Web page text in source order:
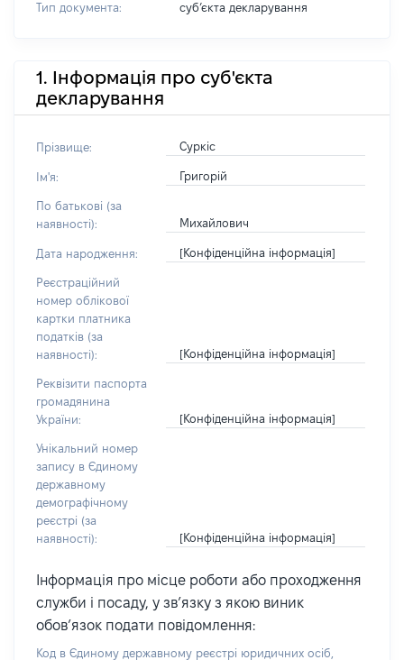
Тип документа:
субʼєкта декларування
1. Інформація про суб'єкта
декларування
Прізвище: Суркіс
Ім'я: Григорій
По батькові (за
наявності):
Михайлович
Дата народження: [Конфіденційна інформація]
Реєстраційний
номер облікової
картки платника
податків (за
наявності):
[Конфіденційна інформація]
Реквізити паспорта
громадянина
України:
[Конфіденційна інформація]
Унікальний номер
запису в Єдиному
державному
демографічному
реєстрі (за
наявності):
[Конфіденційна інформація]
Інформація про місце роботи або проходження
служби і посаду, у зв’язку з якою виник
обов’язок подати повідомлення:
Код в Єдиному державному реєстрі юридичних осіб,